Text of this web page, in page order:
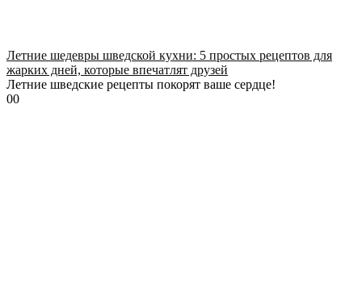
Летние шедевры шведской кухни: 5 простых рецептов для
жарких дней, которые впечатлят друзей
Летние шведские рецепты покорят ваше сердце!
00